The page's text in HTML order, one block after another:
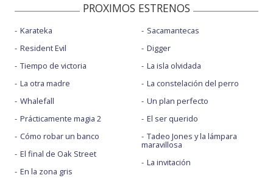
PROXIMOS ESTRENOS
Karateka
Resident Evil
Tiempo de victoria
La otra madre
Whalefall
Prácticamente magia 2
Cómo robar un banco
El final de Oak Street
En la zona gris
Sacamantecas
Digger
La isla olvidada
La constelación del perro
Un plan perfecto
El ser querido
Tadeo Jones y la lámpara
maravillosa
La invitación